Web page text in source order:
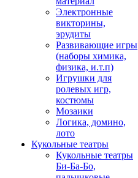
Электронные
викторины,
эрудиты
Развивающие игры
(наборы химика,
физика, и.т.п)
Игрушки для
ролевых игр,
костюмы
Мозаики
Логика, домино,
лото
Кукольные театры
Кукольные театры
Би-Ба-Бо,